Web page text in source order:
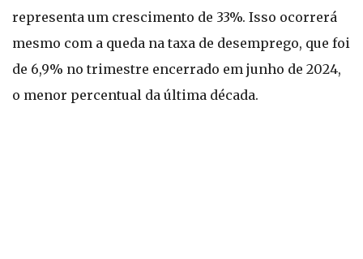
representa um crescimento de 33%. Isso ocorrerá
mesmo com a queda na taxa de desemprego, que foi
de 6,9% no trimestre encerrado em junho de 2024,
o menor percentual da última década.